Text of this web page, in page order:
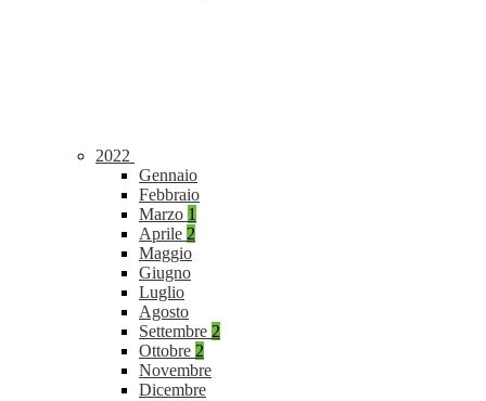
2022
Gennaio
Febbraio
Marzo 1
Aprile 2
Maggio
Giugno
Luglio
Agosto
Settembre 2
Ottobre 2
Novembre
Dicembre